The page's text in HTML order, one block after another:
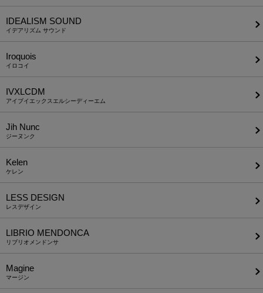
IDEALISM SOUND
イデアリズム サウンド
Iroquois
イロコイ
IVXLCDM
アイブイエックスエルシーディーエム
Jih Nunc
ジーヌンク
Kelen
ケレン
LESS DESIGN
レスデザイン
LIBRIO MENDONCA
リブリオメンドンサ
Magine
マージン